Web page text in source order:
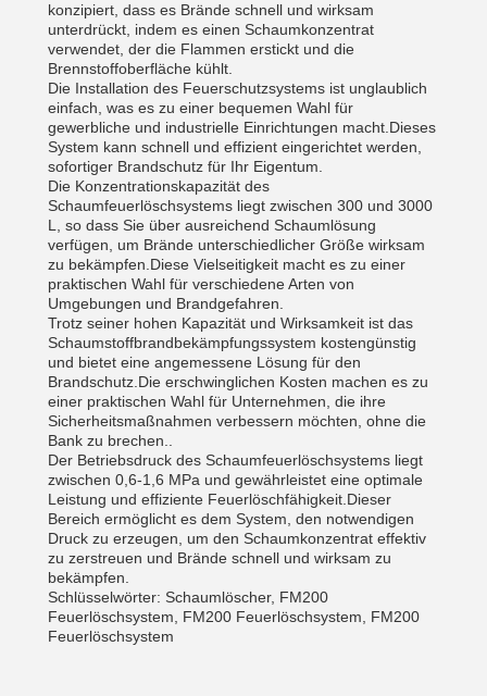
konzipiert, dass es Brände schnell und wirksam
unterdrückt, indem es einen Schaumkonzentrat
verwendet, der die Flammen erstickt und die
Brennstoffoberfläche kühlt.
Die Installation des Feuerschutzsystems ist unglaublich
einfach, was es zu einer bequemen Wahl für
gewerbliche und industrielle Einrichtungen macht.Dieses
System kann schnell und effizient eingerichtet werden,
sofortiger Brandschutz für Ihr Eigentum.
Die Konzentrationskapazität des
Schaumfeuerlöschsystems liegt zwischen 300 und 3000
L, so dass Sie über ausreichend Schaumlösung
verfügen, um Brände unterschiedlicher Größe wirksam
zu bekämpfen.Diese Vielseitigkeit macht es zu einer
praktischen Wahl für verschiedene Arten von
Umgebungen und Brandgefahren.
Trotz seiner hohen Kapazität und Wirksamkeit ist das
Schaumstoffbrandbekämpfungssystem kostengünstig
und bietet eine angemessene Lösung für den
Brandschutz.Die erschwinglichen Kosten machen es zu
einer praktischen Wahl für Unternehmen, die ihre
Sicherheitsmaßnahmen verbessern möchten, ohne die
Bank zu brechen..
Der Betriebsdruck des Schaumfeuerlöschsystems liegt
zwischen 0,6-1,6 MPa und gewährleistet eine optimale
Leistung und effiziente Feuerlöschfähigkeit.Dieser
Bereich ermöglicht es dem System, den notwendigen
Druck zu erzeugen, um den Schaumkonzentrat effektiv
zu zerstreuen und Brände schnell und wirksam zu
bekämpfen.
Schlüsselwörter: Schaumlöscher, FM200
Feuerlöschsystem, FM200 Feuerlöschsystem, FM200
Feuerlöschsystem